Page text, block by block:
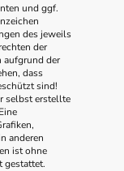
und ggf.
des jeweils
der
aufgrund der
dass
sind!
selbst erstellte
anderen
ist ohne
gestattet.